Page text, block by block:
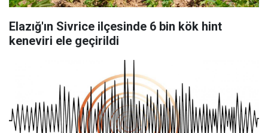
Elazığ'ın Sivrice ilçesinde 6 bin kök hint
keneviri ele geçirildi